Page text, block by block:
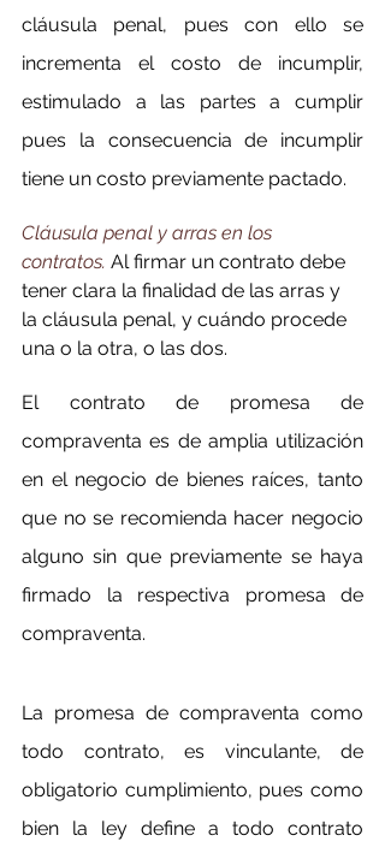
cláusula penal, pues con ello se
incrementa el costo de incumplir,
estimulado a las partes a cumplir
pues la consecuencia de incumplir
tiene un costo previamente pactado.
Cláusula penal y arras en los
contratos. Al firmar un contrato debe
tener clara la finalidad de las arras y
la cláusula penal, y cuándo procede
una o la otra, o las dos.
El contrato de promesa de
compraventa es de amplia utilización
en el negocio de bienes raíces, tanto
que no se recomienda hacer negocio
alguno sin que previamente se haya
firmado la respectiva promesa de
compraventa.
La promesa de compraventa como
todo contrato, es vinculante, de
obligatorio cumplimiento, pues como
bien la ley define a todo contrato